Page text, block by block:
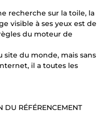
recherche sur la toile, la
visible à ses yeux est de
du moteur de
site du monde, mais sans
il a toutes les
RÉFÉRENCEMENT